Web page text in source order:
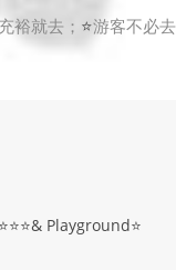
裕就去； ⭐️游客不必去
⭐️⭐️& Playground⭐️